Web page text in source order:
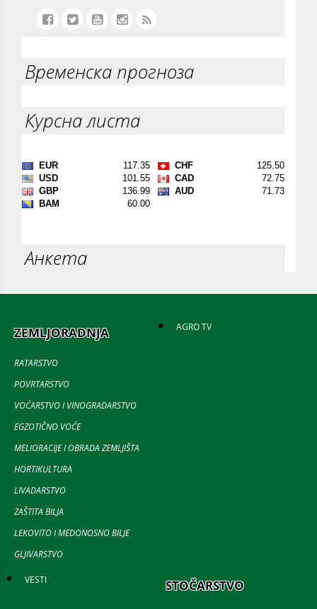
Временска прогноза
Курсна листа
Анкета
ZEMLJORADNJA
RATARSTVO
POVRTARSTVO
VOĆARSTVO I VINOGRADARSTVO
EGZOTIČNO VOĆE
MELIORACIJE I OBRADA ZEMLJIŠTA
HORTIKULTURA
LIVADARSTVO
ZAŠTITA BILJA
LEKOVITO I MEDONOSNO BILJE
GLJIVARSTVO
AGRO TV
VESTI STOČARSTVO